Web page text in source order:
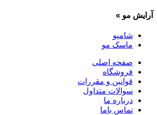
آرایش مو »
شامپو
ماسک مو
صفحه اصلی
فروشگاه
قوانین و مقررات
سوالات متداول
درباره ما
تماس باما